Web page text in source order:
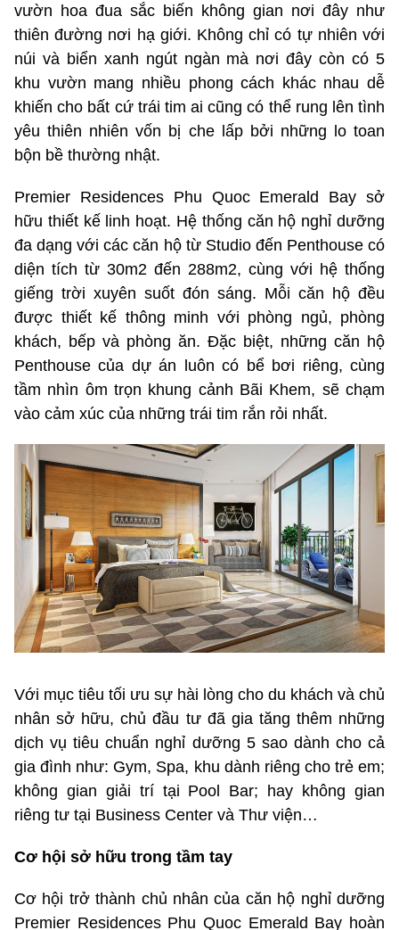
vườn hoa đua sắc biến không gian nơi đây như
thiên đường nơi hạ giới. Không chỉ có tự nhiên với
núi và biển xanh ngút ngàn mà nơi đây còn có 5
khu vườn mang nhiều phong cách khác nhau dễ
khiến cho bất cứ trái tim ai cũng có thể rung lên tình
yêu thiên nhiên vốn bị che lấp bởi những lo toan
bộn bề thường nhật.
Premier Residences Phu Quoc Emerald Bay sở
hữu thiết kế linh hoạt. Hệ thống căn hộ nghỉ dưỡng
đa dạng với các căn hộ từ Studio đến Penthouse có
diện tích từ 30m2 đến 288m2, cùng với hệ thống
giếng trời xuyên suốt đón sáng. Mỗi căn hộ đều
được thiết kế thông minh với phòng ngủ, phòng
khách, bếp và phòng ăn. Đặc biệt, những căn hộ
Penthouse của dự án luôn có bể bơi riêng, cùng
tầm nhìn ôm trọn khung cảnh Bãi Khem, sẽ chạm
vào cảm xúc của những trái tim rắn rỏi nhất.
Với mục tiêu tối ưu sự hài lòng cho du khách và chủ
nhân sở hữu, chủ đầu tư đã gia tăng thêm những
dịch vụ tiêu chuẩn nghỉ dưỡng 5 sao dành cho cả
gia đình như: Gym, Spa, khu dành riêng cho trẻ em;
không gian giải trí tại Pool Bar; hay không gian
riêng tư tại Business Center và Thư viện…
Cơ hội sở hữu trong tầm tay
Cơ hội trở thành chủ nhân của căn hộ nghỉ dưỡng
Premier Residences Phu Quoc Emerald Bay hoàn